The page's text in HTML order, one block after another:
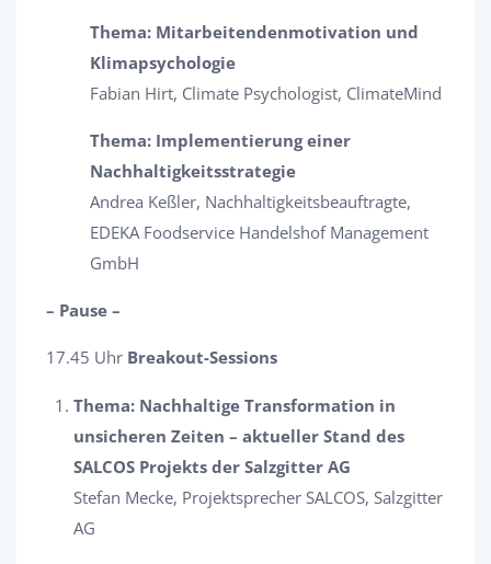
Thema: Mitarbeitendenmotivation und
Klimapsychologie
Fabian Hirt, Climate Psychologist, ClimateMind
Thema: Implementierung einer
Nachhaltigkeitsstrategie
Andrea Keßler, Nachhaltigkeitsbeauftragte,
EDEKA Foodservice Handelshof Management
GmbH
– Pause –
17.45 Uhr Breakout-Sessions
Thema: Nachhaltige Transformation in
unsicheren Zeiten – aktueller Stand des
SALCOS Projekts der Salzgitter AG
Stefan Mecke, Projektsprecher SALCOS, Salzgitter
AG